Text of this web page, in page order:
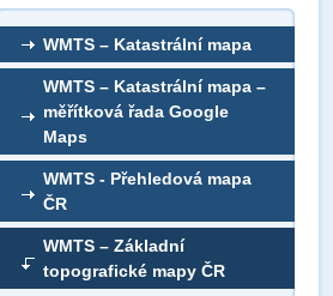
WMTS – Katastrální mapa
WMTS – Katastrální mapa –
měřítková řada Google
Maps
WMTS - Přehledová mapa
ČR
WMTS – Základní
topografické mapy ČR